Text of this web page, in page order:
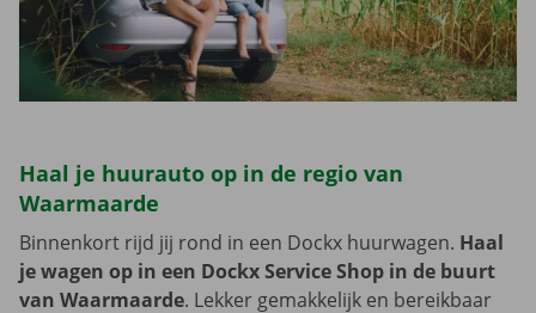
Haal je huurauto op in de regio van
Waarmaarde
Binnenkort rijd jij rond in een Dockx huurwagen. Haal
je wagen op in een Dockx Service Shop in de buurt
van Waarmaarde. Lekker gemakkelijk en bereikbaar